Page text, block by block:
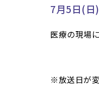
7月5日(
医療の現場
※放送日が